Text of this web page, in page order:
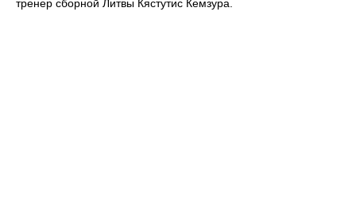
тренер сборной Литвы Кястутис Кемзура.